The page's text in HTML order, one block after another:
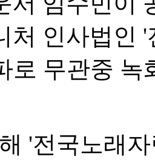
처 인사법인
로 무관중
'전국노래